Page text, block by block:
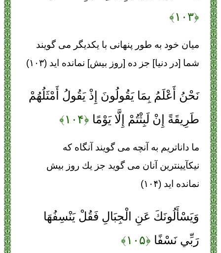
﴿۱۰۳﴾
ميان خود به طور پنهانى با يكديگر مى‏ گويند
شما [در دنيا] جز ده [روز بيش] نمانده‏ ايد (۱۰۳)
نَحْنُ أَعْلَمُ بِمَا يَقُولُونَ إِذْ يَقُولُ أَمْثَلُهُمْ
طَرِيقَةً إِنْ لَبِثْتُمْ إِلَّا يَوْمًا ﴿۱۰۴﴾
ما داناتريم به آنچه مى‏ گويند آنگاه كه
نيك‏آيين‏ترين آنان مى‏ گويد جز يك روز بيش
نمانده‏ ايد (۱۰۴)
وَيَسْأَلُونَكَ عَنِ الْجِبَالِ فَقُلْ يَنْسِفُهَا
رَبِّي نَسْفًا ﴿۱۰۵﴾